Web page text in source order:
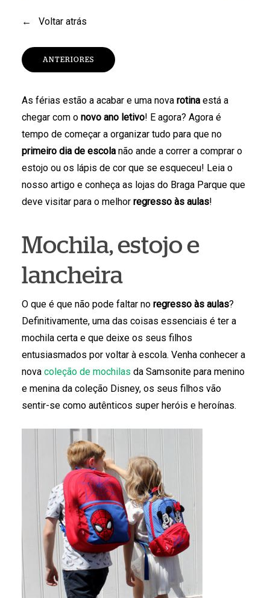
← Voltar atrás
ANTERIORES
As férias estão a acabar e uma nova rotinaestá a
chegar com o novo ano letivo! E agora? Agora é
tempo de começar a organizar tudo para que no
primeiro dia de escolanão ande a correr a comprar o
estojo ou os lápis de cor que se esqueceu! Leia o
nosso artigo e conheça as lojas do Braga Parque que
deve visitar para o melhor regresso às aulas!
Mochila, estojo e
lancheira
O que é que não pode faltar no regresso às aulas?
Definitivamente, uma das coisas essenciais é ter a
mochila certa e que deixe os seus filhos
entusiasmados por voltar à escola. Venha conhecer a
nova coleção de mochilas da Samsonite para menino
e menina da coleção Disney, os seus filhos vão
sentir-se como autênticos super heróis e heroínas.